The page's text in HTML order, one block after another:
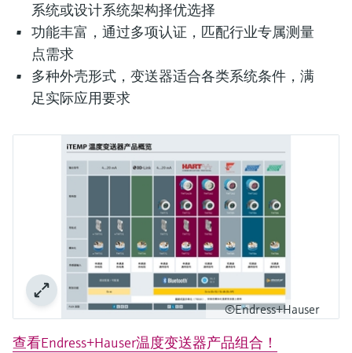
系统或设计系统架构择优选择
功能丰富，通过多项认证，匹配行业专属测量
点需求
多种外壳形式，变送器适合各类系统条件，满
足实际应用要求
©Endress+Hauser
查看Endress+Hauser温度变送器产品组合！